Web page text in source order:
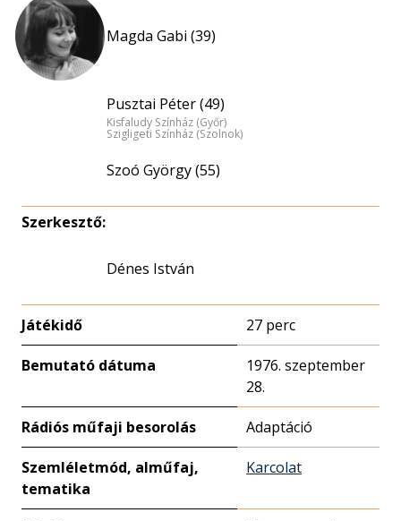
Magda Gabi (39)
Pusztai Péter (49)
Kisfaludy Színház (Győr)
Szigligeti Színház (Szolnok)
Szoó György (55)
Szerkesztő:
Dénes István
Játékidő 27 perc
Bemutató dátuma
1976. szeptember
28.
Rádiós műfaji besorolás Adaptáció
Szemléletmód, alműfaj,
tematika
Karcolat